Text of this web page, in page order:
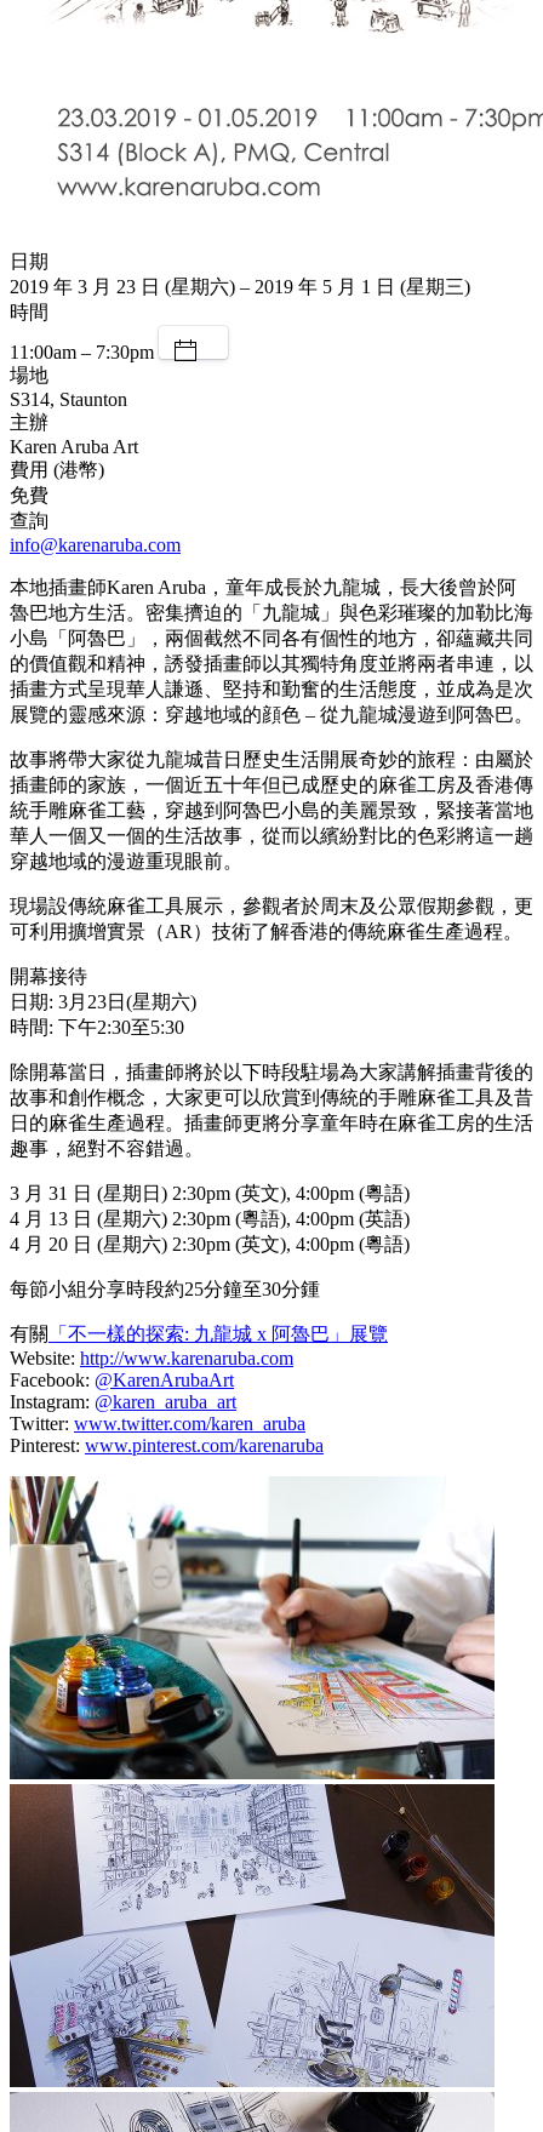
日期
2019 年 3 月 23 日 (星期六) – 2019 年 5 月 1 日 (星期三)
時間
11:00am – 7:30pm
場地
S314, Staunton
主辦
Karen Aruba Art
費用 (港幣)
免費
查詢
info@karenaruba.com
本地插畫師Karen Aruba，童年成長於九龍城，長大後曾於阿
魯巴地方生活。密集擠迫的「九龍城」與色彩璀璨的加勒比海
小島「阿魯巴」，兩個截然不同各有個性的地方，卻蘊藏共同
的價值觀和精神，誘發插畫師以其獨特角度並將兩者串連，以
插畫方式呈現華人謙遜、堅持和勤奮的生活態度，並成為是次
展覽的靈感來源：穿越地域的顔色 – 從九龍城漫遊到阿魯巴。
故事將帶大家從九龍城昔日歷史生活開展奇妙的旅程：由屬於
插畫師的家族，一個近五十年但已成歷史的麻雀工房及香港傳
統手雕麻雀工藝，穿越到阿魯巴小島的美麗景致，緊接著當地
華人一個又一個的生活故事，從而以繽紛對比的色彩將這一趟
穿越地域的漫遊重現眼前。
現場設傳統麻雀工具展示，參觀者於周末及公眾假期參觀，更
可利用擴增實景（AR）技術了解香港的傳統麻雀生產過程。
開幕接待
日期: 3月23日(星期六)
時間: 下午2:30至5:30
除開幕當日，插畫師將於以下時段駐場為大家講解插畫背後的
故事和創作概念，大家更可以欣賞到傳統的手雕麻雀工具及昔
日的麻雀生產過程。插畫師更將分享童年時在麻雀工房的生活
趣事，絕對不容錯過。
3 月 31 日 (星期日) 2:30pm (英文), 4:00pm (粵語)
4 月 13 日 (星期六) 2:30pm (粵語), 4:00pm (英語)
4 月 20 日 (星期六) 2:30pm (英文), 4:00pm (粵語)
每節小組分享時段約25分鐘至30分鍾
有關
「不一樣的探索: 九龍城 x 阿魯巴」展覽
Website: http://www.karenaruba.com
Facebook: @KarenArubaArt
Instagram: @karen_aruba_art
Twitter: www.twitter.com/karen_aruba
Pinterest: www.pinterest.com/karenaruba